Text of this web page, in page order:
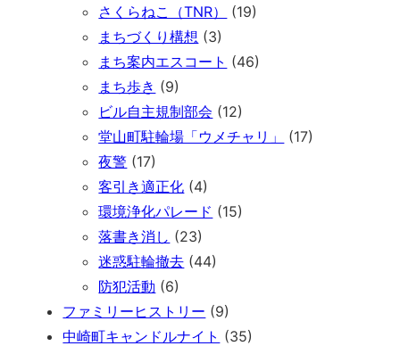
さくらねこ（TNR）
(19)
まちづくり構想 (3)
まち案内エスコート (46)
まち歩き (9)
ビル自主規制部会 (12)
堂山町駐輪場「ウメチャリ」
(17)
夜警 (17)
客引き適正化 (4)
環境浄化パレード (15)
落書き消し (23)
迷惑駐輪撤去 (44)
防犯活動 (6)
ファミリーヒストリー (9)
中崎町キャンドルナイト (35)